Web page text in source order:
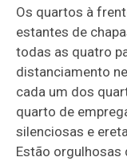
Os quartos à
estantes de
todas as quatro
distanciamento
cada um dos
quarto de
silenciosas e
Estão orgulhosas